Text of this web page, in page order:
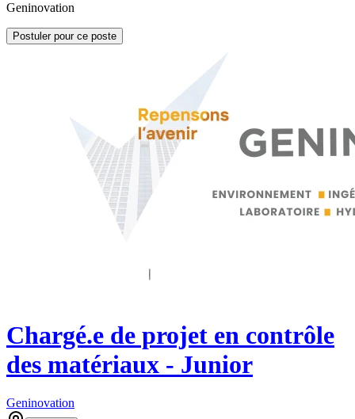
Geninovation
Postuler pour ce poste
Chargé.e de projet en contrôle
des matériaux - Junior
Geninovation